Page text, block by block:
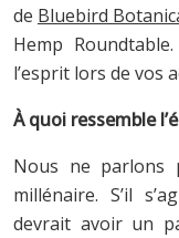
de Bluebird
Hemp
l’esprit lors de vos
À quoi ressemble
Nous ne parlons
millénaire. S’il
devrait avoir un